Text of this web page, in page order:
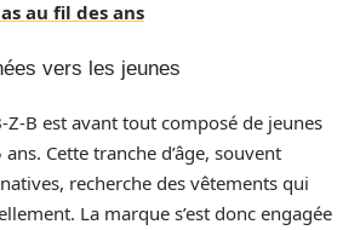
au fil des ans
vers les jeunes
Z-B est avant tout composé de jeunes
Cette tranche d’âge, souvent
recherche des vêtements qui
La marque s’est donc engagée